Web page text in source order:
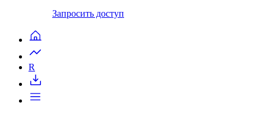
Запросить доступ
R